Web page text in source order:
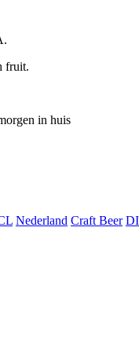
fruit.
in huis
Nederland Craft Beer